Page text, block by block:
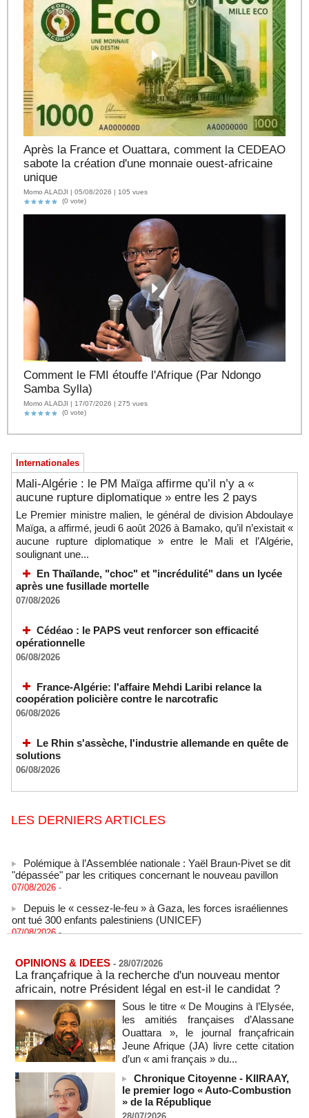
Après la France et Ouattara, comment la CEDEAO
sabote la création d'une monnaie ouest-africaine
unique
Momo ALADJI | 05/08/2026 | 105 vues
(0 vote)
Comment le FMI étouffe l'Afrique (Par Ndongo
Samba Sylla)
Momo ALADJI | 17/07/2026 | 275 vues
(0 vote)
Internationales
Mali-Algérie : le PM Maïga affirme qu’il n’y a «
aucune rupture diplomatique » entre les 2 pays
Le Premier ministre malien, le général de division Abdoulaye
Maïga, a affirmé, jeudi 6 août 2026 à Bamako, qu’il n’existait «
aucune rupture diplomatique » entre le Mali et l’Algérie,
soulignant une...
En Thaïlande, "choc" et "incrédulité" dans un lycée
après une fusillade mortelle
07/08/2026
Cédéao : le PAPS veut renforcer son efficacité
opérationnelle
06/08/2026
France-Algérie: l'affaire Mehdi Laribi relance la
coopération policière contre le narcotrafic
06/08/2026
Le Rhin s'assèche, l'industrie allemande en quête de
solutions
06/08/2026
LES DERNIERS ARTICLES
"dépassée" par les critiques concernant le nouveau pavillon
07/08/2026 -
ont tué 300 enfants palestiniens (UNICEF)
07/08/2026 -
07/08/2026 -
Bénin: Patrice Talon élu président du Sénat, moins de trois
mois après son départ du pouvoir
07/08/2026 -
Mali-Algérie : le PM Maïga affirme qu’il n’y a « aucune
rupture diplomatique » entre les 2 pays
07/08/2026 -
Journaliste libanaise tuée par Israël : Amnesty France
demande une enquête pour crime de guerre
07/08/2026 -
OPINIONS & IDEES - 28/07/2026
La françafrique à la recherche d'un nouveau mentor
africain, notre Président légal en est-il le candidat ?
Sous le titre « De Mougins à l’Elysée,
les amitiés françaises d’Alassane
Ouattara », le journal françafricain
Jeune Afrique (JA) livre cette citation
d’un « ami français » du...
Chronique Citoyenne - KIIRAAY,
le premier logo « Auto-Combustion
» de la République